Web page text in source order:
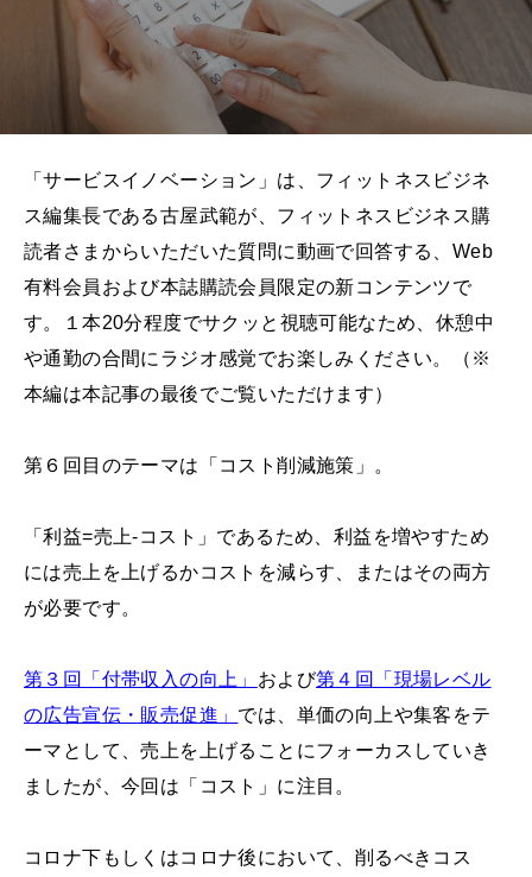
「サービスイノベーション」は、フィットネスビジネ
ス編集長である古屋武範が、フィットネスビジネス購
読者さまからいただいた質問に動画で回答する、Web
有料会員および本誌購読会員限定の新コンテンツで
す。１本20分程度でサクッと視聴可能なため、休憩中
や通勤の合間にラジオ感覚でお楽しみください。（※
本編は本記事の最後でご覧いただけます）
第６回目のテーマは「コスト削減施策」。
「利益=売上-コスト」であるため、利益を増やすため
には売上を上げるかコストを減らす、またはその両方
が必要です。
第３回「付帯収入の向上」 および第４回「現場レベル
の広告宣伝・販売促進」 では、単価の向上や集客をテ
ーマとして、売上を上げることにフォーカスしていき
ましたが、今回は「コスト」に注目。
コロナ下もしくはコロナ後において、削るべきコス